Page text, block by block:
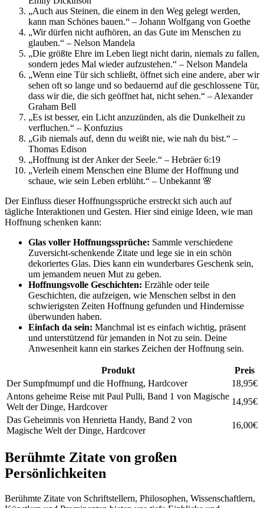
„Auch aus Steinen, die einem in den Weg gelegt werden,
kann man Schönes bauen.“ – Johann Wolfgang von Goethe
„Wir dürfen nicht aufhören, an das Gute im Menschen zu
glauben.“ – Nelson Mandela
„Die größte Ehre im Leben liegt nicht darin, niemals zu fallen,
sondern jedes Mal wieder aufzustehen.“ – Nelson Mandela
„Wenn eine Tür sich schließt, öffnet sich eine andere, aber wir
sehen oft so lange und so bedauernd auf die geschlossene Tür,
dass wir die, die sich geöffnet hat, nicht sehen.“ – Alexander
Graham Bell
„Es ist besser, ein Licht anzuzünden, als die Dunkelheit zu
verfluchen.“ – Konfuzius
„Gib niemals auf, denn du weißt nie, wie nah du bist.“ –
Thomas Edison
„Hoffnung ist der Anker der Seele.“ – Hebräer 6:19
„Verleih einem Menschen eine Blume der Hoffnung und
schaue, wie sein Leben erblüht.“ – Unbekannt 🌸
Der Einfluss dieser Hoffnungssprüche erstreckt sich auch auf
tägliche Interaktionen und Gesten. Hier sind einige Ideen, wie man
Hoffnung schenken kann:
Glas voller Hoffnungssprüche: Sammle verschiedene
Zuversicht-schenkende Zitate und lege sie in ein schön
dekoriertes Glas. Dies kann ein wunderbares Geschenk sein,
um jemandem neuen Mut zu geben.
Hoffnungsvolle Geschichten: Erzähle oder teile
Geschichten, die aufzeigen, wie Menschen selbst in den
schwierigsten Zeiten Hoffnung gefunden und Hindernisse
überwunden haben.
Einfach da sein: Manchmal ist es einfach wichtig, präsent
und unterstützend für jemanden in Not zu sein. Deine
Anwesenheit kann ein starkes Zeichen der Hoffnung sein.
Produkt
Preis
Der Sumpfmumpf und die Hoffnung, Hardcover
18,95€
Antons geheime Reise mit Paul Pulli, Band 1 von Magische
Welt der Dinge, Hardcover
14,95€
Das Geheimnis von Henrietta Handy, Band 2 von
Magische Welt der Dinge, Hardcover
16,00€
Berühmte Zitate von großen
Persönlichkeiten
Berühmte Zitate von Schriftstellern, Philosophen, Wissenschaftlern,